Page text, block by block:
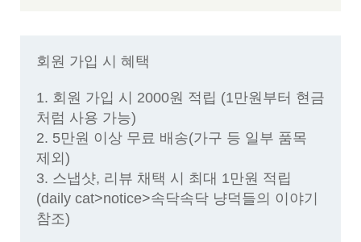
회원 가입 시 혜택
1. 회원 가입 시 2000원 적립 (1만원부터 현금
처럼 사용 가능)
2. 5만원 이상 무료 배송(가구 등 일부 품목
제외)
3. 스냅샷, 리뷰 채택 시 최대 1만원 적립
(daily cat>notice>속닥속닥 냥덕들의 이야기
참조)